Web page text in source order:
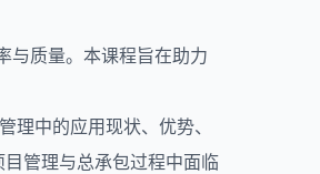
与质量。本课程旨在助力
中的应用现状、优势、
管理与总承包过程中面临